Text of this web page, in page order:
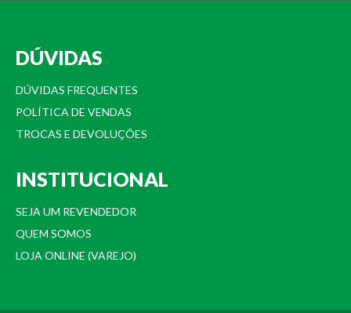
DÚVIDAS
DÚVIDAS FREQUENTES
POLÍTICA DE VENDAS
TROCAS E DEVOLUÇÕES
INSTITUCIONAL
SEJA UM REVENDEDOR
QUEM SOMOS
LOJA ONLINE (VAREJO)